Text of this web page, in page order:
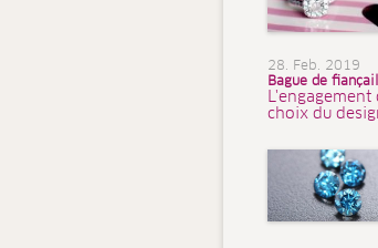
28. Feb. 2019
Bague de
choix du